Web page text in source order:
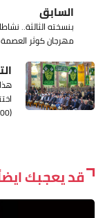
السابق
بنسخته الثالثة..
مهرجان كوثر العصمة
(100) شخصية من (30) دولة (فيديو)
قد يعجبك